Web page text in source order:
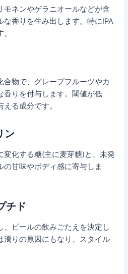
モネンやゲラニオールなどが含
な香りを生み出します。特にIPA
合物で、グレープフルーツやカ
香りを付与します。閾値が低
る成分です。
ン
変化する糖(主に麦芽糖)と、未発
の甘味やボディ感に寄与しま
チド
、ビールの飲みごたえを決定し
濁りの原因にもなり、スタイル